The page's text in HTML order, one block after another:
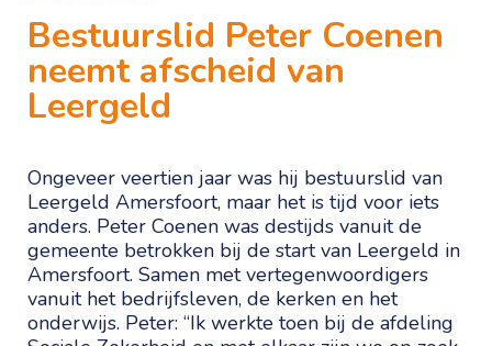
Bestuurslid Peter Coenen
neemt afscheid van
Leergeld
Ongeveer veertien jaar was hij bestuurslid van
Leergeld Amersfoort, maar het is tijd voor iets
anders. Peter Coenen was destijds vanuit de
gemeente betrokken bij de start van Leergeld in
Amersfoort. Samen met vertegenwoordigers
vanuit het bedrijfsleven, de kerken en het
onderwijs. Peter: “Ik werkte toen bij de afdeling